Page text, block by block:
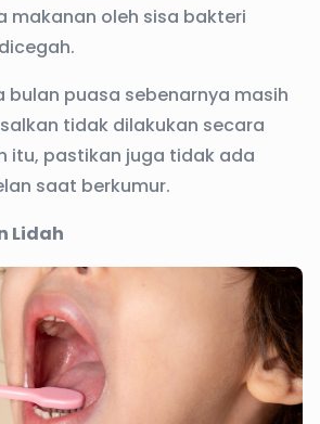
makanan oleh sisa bakteri
bulan puasa sebenarnya masih
tidak dilakukan secara
itu, pastikan juga tidak ada
saat berkumur.
Lidah